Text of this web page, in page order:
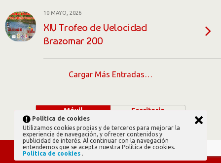
Política de cookies
Utilizamos cookies propias y de terceros para mejorar la
experiencia de navegación, y ofrecer contenidos y
publicidad de interés. Al continuar con la navegación
entendemos que se acepta nuestra Política de cookies.
Política de cookies .
10 MAYO, 2026
XIV Trofeo de Velocidad
Brazomar 200
Cargar Más Entradas…
Móvil Escritorio